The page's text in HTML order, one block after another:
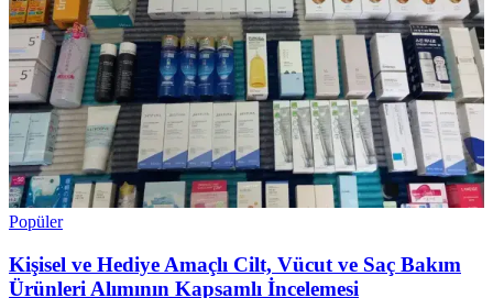
Popüler
Kişisel ve Hediye Amaçlı Cilt, Vücut ve Saç Bakım
Ürünleri Alımının Kapsamlı İncelemesi